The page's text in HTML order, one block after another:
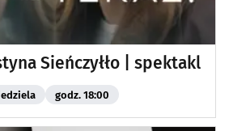
Sieńczyłło | spektakl
godz. 18:00